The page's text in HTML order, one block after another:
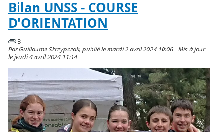
Bilan UNSS - COURSE
D'ORIENTATION
3
Par Guillaume Skrzypczak, publié le mardi 2 avril 2024 10:06 - Mis à jour
le jeudi 4 avril 2024 11:14